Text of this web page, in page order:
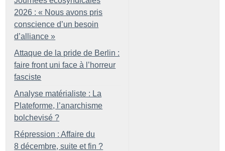
2026 : « Nous avons pris
conscience d’un besoin
d’alliance »
Attaque de la pride de Berlin :
faire front uni face à l’horreur
fasciste
Analyse matérialiste : La
Plateforme, l’anarchisme
bolchevisé ?
Répression : Affaire du
8 décembre, suite et fin ?